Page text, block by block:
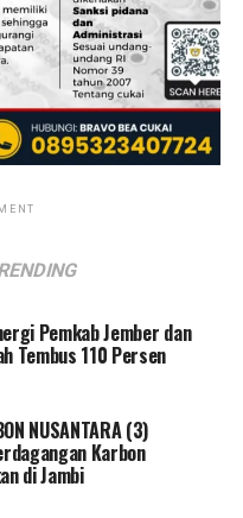
uang pensiunan
(dana pensiun) ini
yang memang
Dulu itu, dulu kita tahu
Pemkab Jember dan
Tembus 110 Persen
NUSANTARA (3)
Karbon
di Jambi